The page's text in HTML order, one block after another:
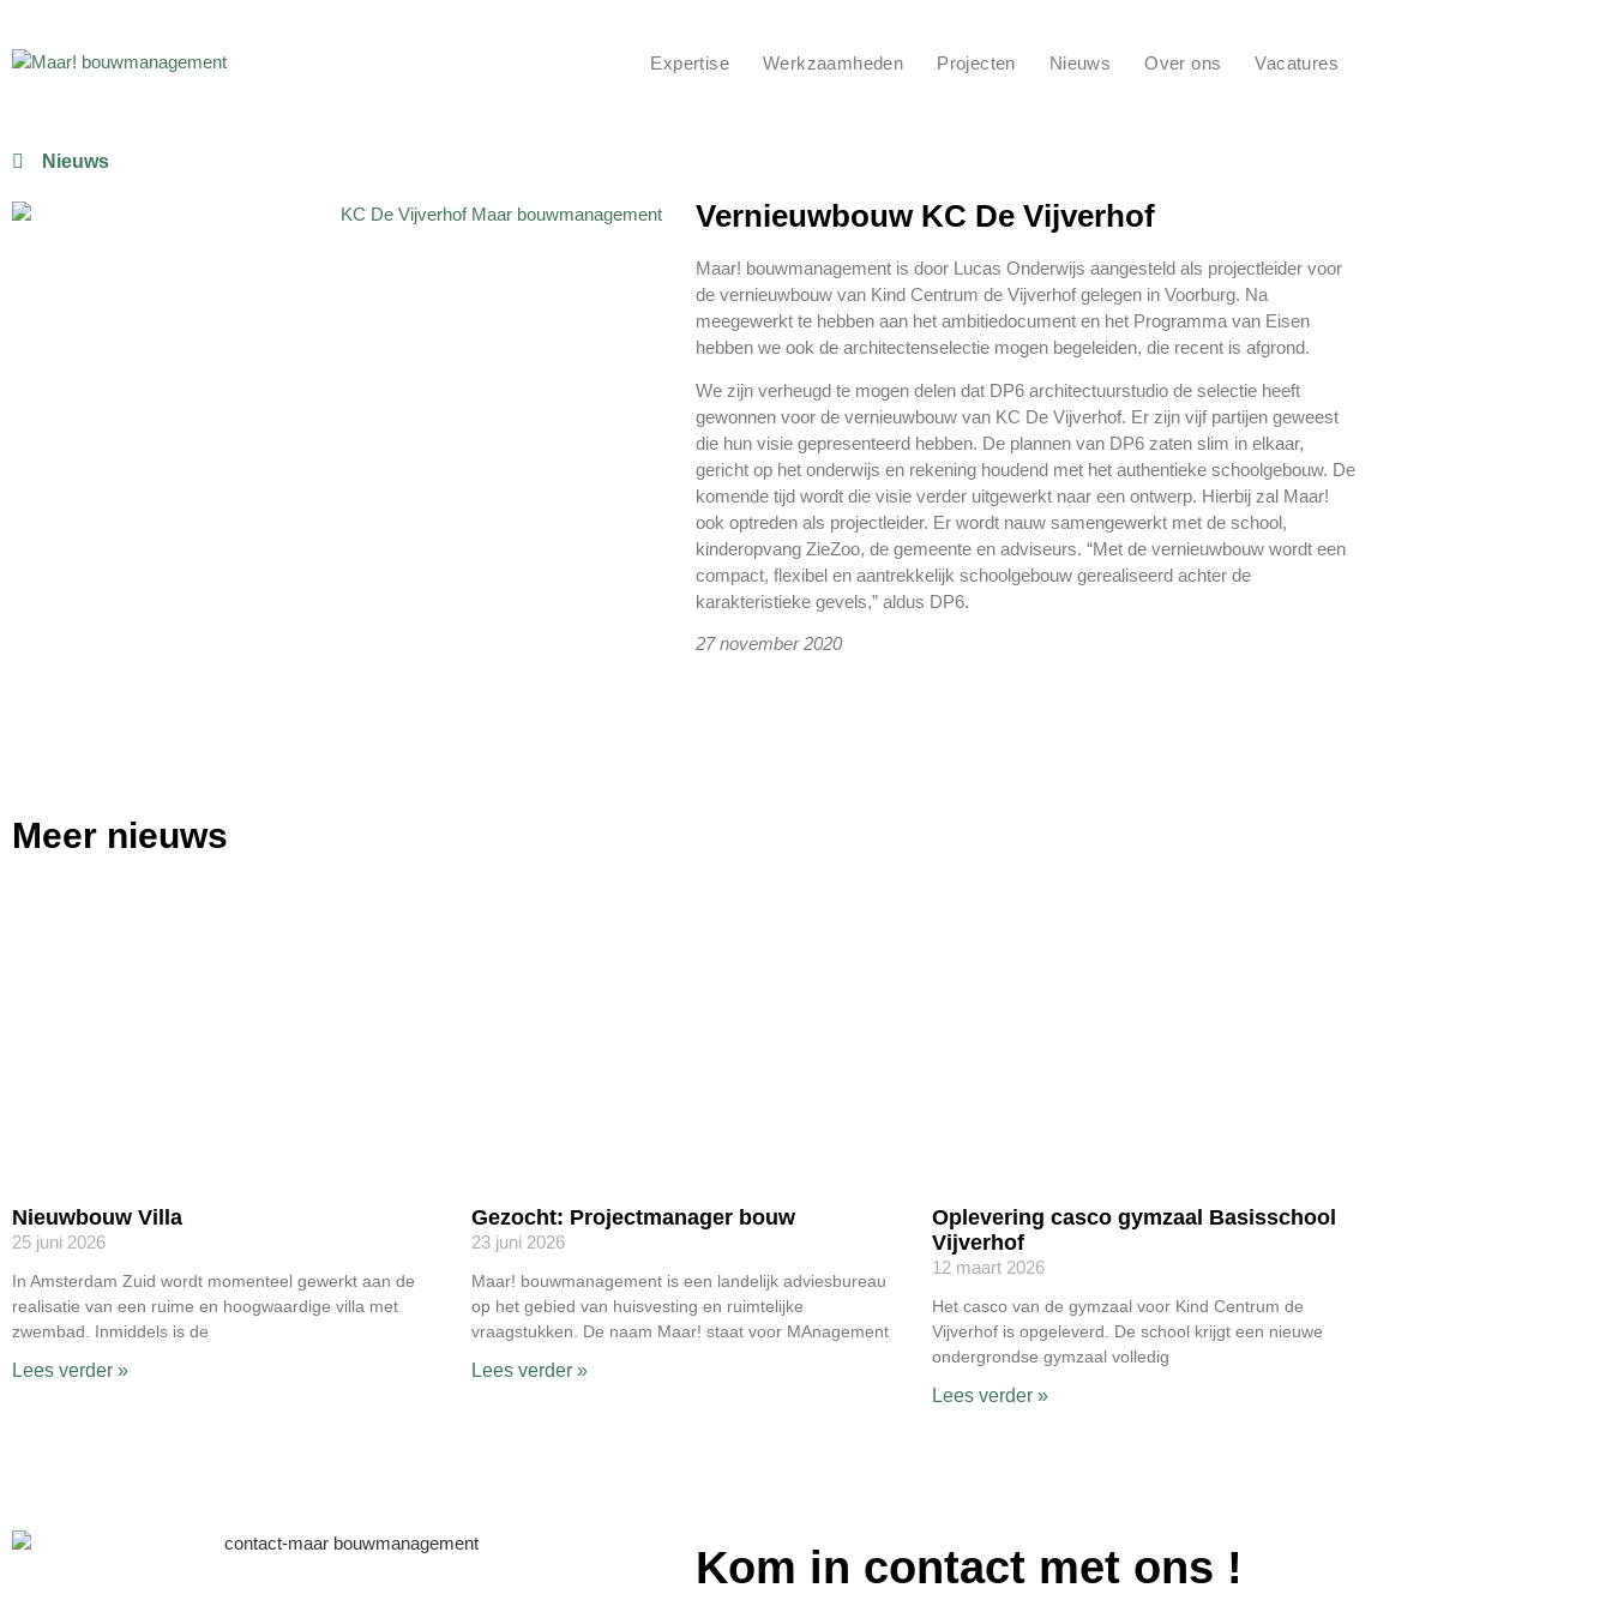
Expertise Werkzaamheden Projecten Nieuws Over ons Vacatures
Nieuws
Vernieuwbouw KC De Vijverhof
Maar! bouwmanagement is door Lucas Onderwijs aangesteld als projectleider voor
de vernieuwbouw van Kind Centrum de Vijverhof gelegen in Voorburg. Na
meegewerkt te hebben aan het ambitiedocument en het Programma van Eisen
hebben we ook de architectenselectie mogen begeleiden, die recent is afgrond.
We zijn verheugd te mogen delen dat DP6 architectuurstudio de selectie heeft
gewonnen voor de vernieuwbouw van KC De Vijverhof. Er zijn vijf partijen geweest
die hun visie gepresenteerd hebben. De plannen van DP6 zaten slim in elkaar,
gericht op het onderwijs en rekening houdend met het authentieke schoolgebouw. De
komende tijd wordt die visie verder uitgewerkt naar een ontwerp. Hierbij zal Maar!
ook optreden als projectleider. Er wordt nauw samengewerkt met de school,
kinderopvang ZieZoo, de gemeente en adviseurs. “Met de vernieuwbouw wordt een
compact, flexibel en aantrekkelijk schoolgebouw gerealiseerd achter de
karakteristieke gevels,” aldus DP6.
27 november 2020
Meer nieuws
Nieuwbouw Villa
25 juni 2026
In Amsterdam Zuid wordt momenteel gewerkt aan de
realisatie van een ruime en hoogwaardige villa met
zwembad. Inmiddels is de
Lees verder »
Gezocht: Projectmanager bouw
23 juni 2026
Maar! bouwmanagement is een landelijk adviesbureau
op het gebied van huisvesting en ruimtelijke
vraagstukken. De naam Maar! staat voor MAnagement
Lees verder »
Oplevering casco gymzaal Basisschool
Vijverhof
12 maart 2026
Het casco van de gymzaal voor Kind Centrum de
Vijverhof is opgeleverd. De school krijgt een nieuwe
ondergrondse gymzaal volledig
Lees verder »
Kom in contact met ons !